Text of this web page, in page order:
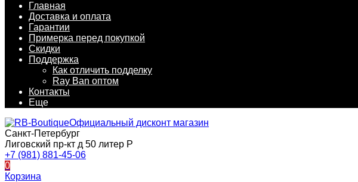
Главная
Доставка и оплата
Гарантии
Примерка перед покупкой
Скидки
Поддержка
Как отличить подделку
Ray Ban оптом
Контакты
Еще
Официальный дисконт магазин
Санкт-Петербург
Лиговский пр-кт д 50 литер Р
+7 (981) 881-45-06
0
Корзина